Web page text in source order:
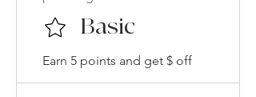
Basic
Earn 5 points and get $ off